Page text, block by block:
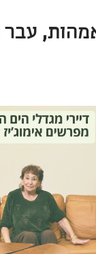
עבר